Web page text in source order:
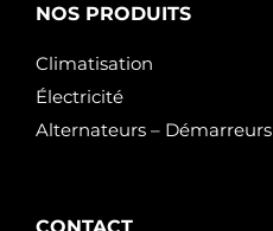
NOS PRODUITS
Climatisation
Électricité
Alternateurs – Démarreurs